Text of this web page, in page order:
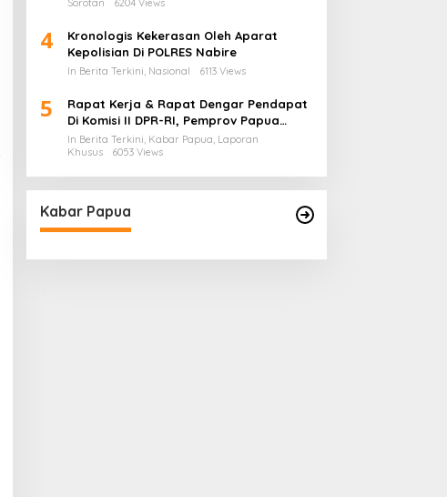
4
Kronologis Kekerasan Oleh Aparat
Kepolisian Di POLRES Nabire
In Berita Terkini, Nasional 6113 Views
5
Rapat Kerja & Rapat Dengar Pendapat
Di Komisi II DPR-RI, Pemprov Papua
Barat Tunjukkan Keberpihakan
Terhadap Aspirasi Masyarakat!
In Berita Terkini, Kabar Papua, Laporan
Khusus
6053 Views
Kabar Papua